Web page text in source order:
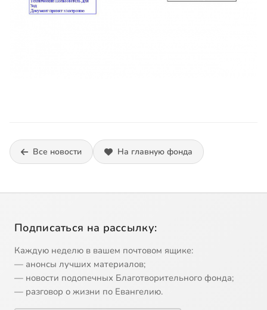
Все новости На главную фонда
Подписаться на рассылку:
Каждую неделю в вашем почтовом ящике:
— анонсы лучших материалов;
— новости подопечных Благотворительного фонда;
— разговор о жизни по Евангелию.